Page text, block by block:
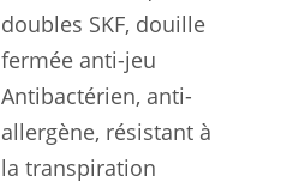
doubles SKF, douille
fermée anti-jeu
Antibactérien, anti-
allergène, résistant à
la transpiration